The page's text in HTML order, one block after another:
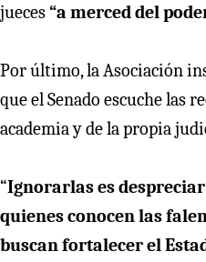
jueces“a merced del
Por último, la Asociación
que el Senado escuche las
academia y de la propia
“Ignorarlas es
quienes conocen las
buscan fortalecer el